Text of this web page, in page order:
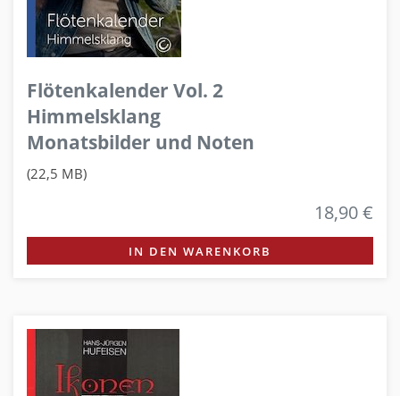
Flötenkalender Vol. 2
Himmelsklang
Monatsbilder und Noten
(22,5 MB)
18,90 €
IN DEN WARENKORB